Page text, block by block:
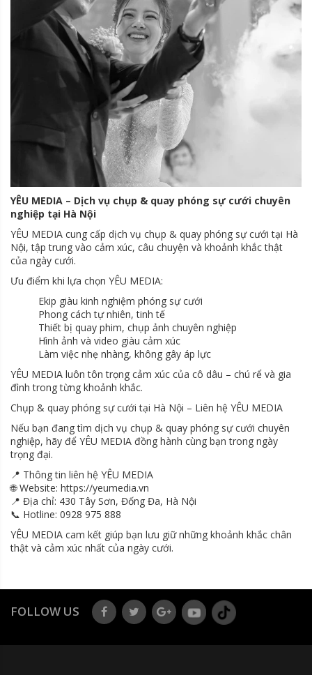
YÊU MEDIA – Dịch vụ chụp & quay phóng sự cưới chuyên
nghiệp tại Hà Nội
YÊU MEDIA cung cấp dịch vụ chụp & quay phóng sự cưới tại Hà
Nội, tập trung vào cảm xúc, câu chuyện và khoảnh khắc thật
của ngày cưới.
Ưu điểm khi lựa chọn YÊU MEDIA:
Ekip giàu kinh nghiệm phóng sự cưới
Phong cách tự nhiên, tinh tế
Thiết bị quay phim, chụp ảnh chuyên nghiệp
Hình ảnh và video giàu cảm xúc
Làm việc nhẹ nhàng, không gây áp lực
YÊU MEDIA luôn tôn trọng cảm xúc của cô dâu – chú rể và gia
đình trong từng khoảnh khắc.
Chụp & quay phóng sự cưới tại Hà Nội – Liên hệ YÊU MEDIA
Nếu bạn đang tìm dịch vụ chụp & quay phóng sự cưới chuyên
nghiệp, hãy để YÊU MEDIA đồng hành cùng bạn trong ngày
trọng đại.
📍 Thông tin liên hệ YÊU MEDIA
🌐 Website: https://yeumedia.vn
📍 Địa chỉ: 430 Tây Sơn, Đống Đa, Hà Nội
📞 Hotline: 0928 975 888
YÊU MEDIA cam kết giúp bạn lưu giữ những khoảnh khắc chân
thật và cảm xúc nhất của ngày cưới.
FOLLOW US